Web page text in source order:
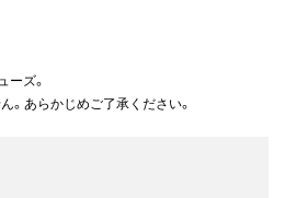
ズ。
。あらかじめご了承ください。